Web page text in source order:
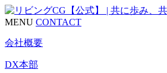
MENU CONTACT
会社概要
DX本部